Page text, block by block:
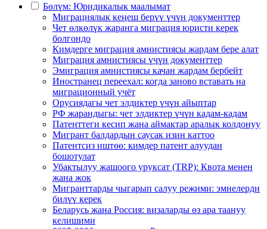
Бөлүм: Юридикалык маалымат
Миграциялык кеңеш берүү үчүн документтер
Чет өлкөлүк жаранга миграция юристи керек
болгондо
Кимдерге миграция амнистиясы жардам бере алат
Миграция амнистиясы үчүн документтер
Эмиграция амнистиясы качан жардам бербейт
Иностранец переехал: когда заново вставать на
миграционный учёт
Орусиядагы чет элдиктер үчүн айыптар
РФ жарандыгы: чет элдиктер үчүн кадам-кадам
Патенттеги кесип жана аймактар аралык колдонуу
Мигрант балдардын саусак изин каттоо
Патентсиз иштөө: кимдер патент алуудан
бошотулат
Убактылуу жашоого уруксат (TRP): Квота менен
жана жок
Мигранттарды чыгарып салуу режими: эмнелерди
билүү керек
Беларусь жана Россия: визаларды өз ара таануу
келишими